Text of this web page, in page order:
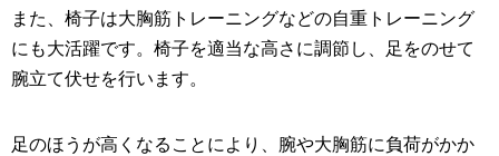
また、椅子は大胸筋トレーニングなどの自重トレーニング
にも大活躍です。椅子を適当な高さに調節し、足をのせて
腕立て伏せを行います。
足のほうが高くなることにより、腕や大胸筋に負荷がかか